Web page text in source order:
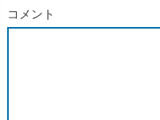
コメント